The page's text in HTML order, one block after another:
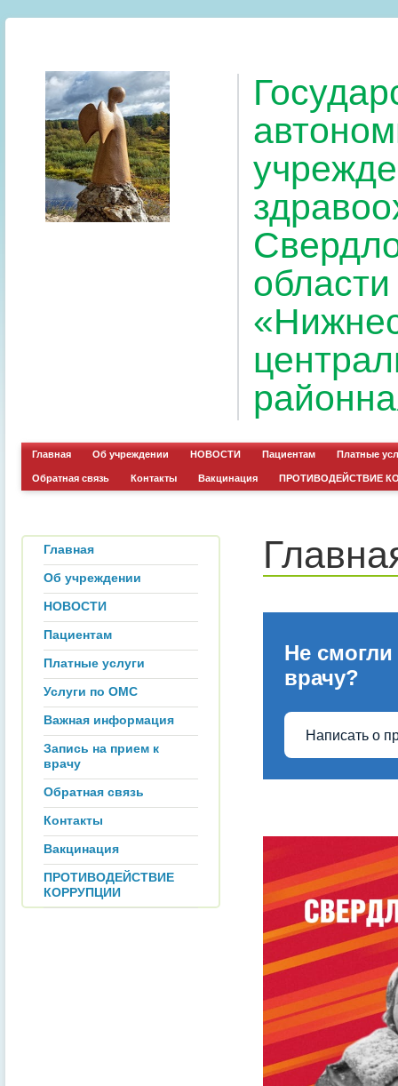
области
Главная Об учреждении НОВОСТИ Пациентам Платные
Обратная связь Контакты Вакцинация ПРОТИВОДЕЙСТВИЕ
Главная
Об учреждении
НОВОСТИ
Пациентам
Платные услуги
Услуги по ОМС
Важная информация
Запись на прием к
врачу
Обратная связь
Контакты
Вакцинация
ПРОТИВОДЕЙСТВИЕ
КОРРУПЦИИ
Не смогли
врачу?
Написать о